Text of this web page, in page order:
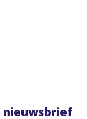
nieuwsbrief